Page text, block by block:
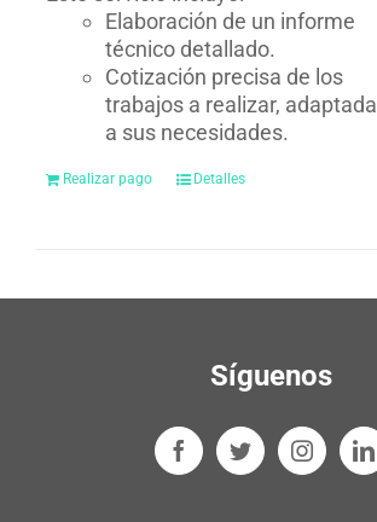
Elaboración de un informe
técnico detallado.
Cotización precisa de los
trabajos a realizar, adaptada
a sus necesidades.
Realizar pago Detalles
Síguenos